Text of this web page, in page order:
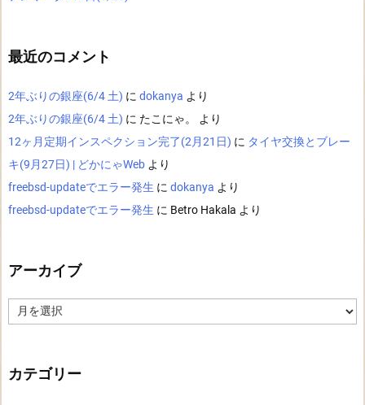
最近のコメント
2年ぶりの銀座(6/4 土) に dokanya より
2年ぶりの銀座(6/4 土) に たこにゃ。
より
12ヶ月定期インスペクション完了(2月21日) に タイヤ交換とブレー
キ(9月27日) | どかにゃWeb より
freebsd-updateでエラー発生 に dokanya より
freebsd-updateでエラー発生 に Betro Hakala より
アーカイブ
ー
カテゴリー